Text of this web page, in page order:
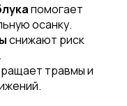
помогает
осанку.
снижают риск
травмы и